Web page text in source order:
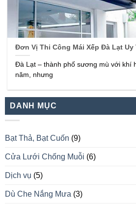
Đơn Vị Thi Công Mái Xếp Đà Lạt Uy
Đà Lạt – thành phố sương mù với khí
năm, nhưng
DANH MỤC
Bạt Thả, Bạt Cuốn (9)
Cửa Lưới Chống Muỗi (6)
Dịch vụ (5)
Dù Che Nắng Mưa (3)